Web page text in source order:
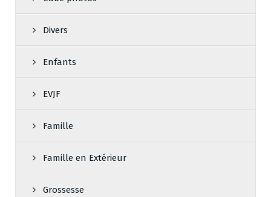
Divers
Enfants
EVJF
Famille
Famille en Extérieur
Grossesse